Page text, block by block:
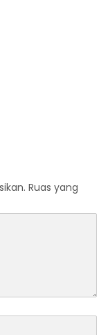
Ruas yang